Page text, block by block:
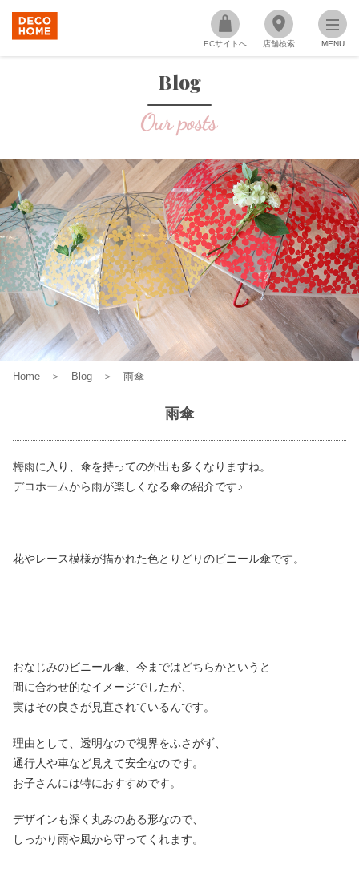
MENU
ECサイトへ 店舗検索
Blog
Home ＞ Blog ＞ 雨傘
雨傘
梅雨に入り、傘を持っての外出も多くなりますね。
デコホームから雨が楽しくなる傘の紹介です♪
花やレース模様が描かれた色とりどりのビニール傘です。
おなじみのビニール傘、今まではどちらかというと
間に合わせ的なイメージでしたが、
実はその良さが見直されているんです。
理由として、透明なので視界をふさがず、
通行人や車など見えて安全なのです。
お子さんには特におすすめです。
デザインも深く丸みのある形なので、
しっかり雨や風から守ってくれます。